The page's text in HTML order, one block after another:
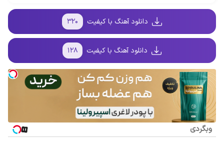
دانلود آهنگ با کیفیت ۳۲۰
دانلود آهنگ با کیفیت ۱۲۸
وبگردی